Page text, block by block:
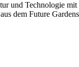
und Technologie mit
dem Future Gardens